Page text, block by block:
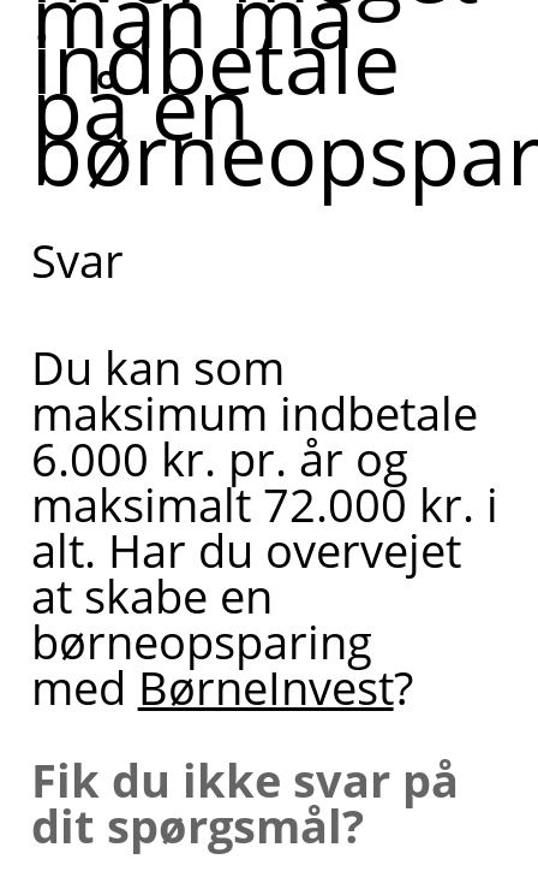
indbetale
på en
Svar
Du kan som
maksimum indbetale
6.000 kr. pr. år og
maksimalt 72.000 kr. i
alt. Har du overvejet
at skabe en
børneopsparing
med BørneInvest?
Fik du ikke svar på
dit spørgsmål?